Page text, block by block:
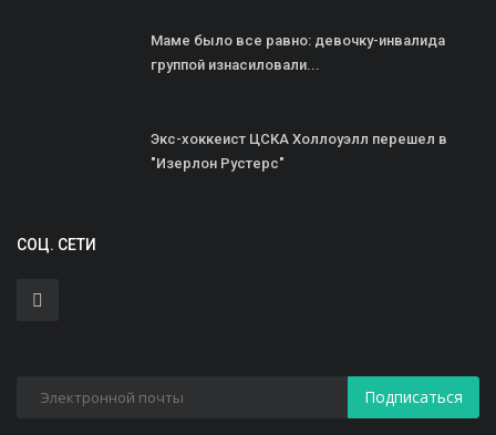
Маме было все равно: девочку-инвалида
группой изнасиловали...
Экс-хоккеист ЦСКА Холлоуэлл перешел в
"Изерлон Рустерс"
СОЦ. СЕТИ
Подписаться